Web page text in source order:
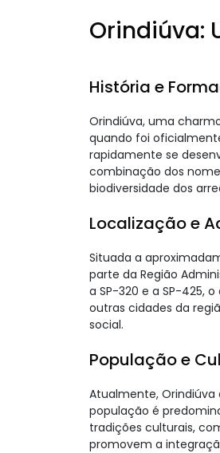
Orindiúva:
História e
Orindiúva, uma
quando foi
rapidamente se
combinação dos
biodiversidade dos
Localização e
Situada a
parte da Região
a SP-320 e a SP-425,
outras cidades da
social.
População e
Atualmente, Orindiúva
população é
tradições culturais,
promovem a